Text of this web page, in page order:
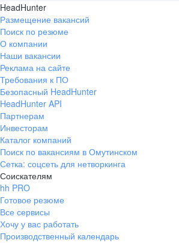
HeadHunter
Размещение вакансий
Поиск по резюме
О компании
Наши вакансии
Реклама на сайте
Требования к ПО
Безопасный HeadHunter
HeadHunter API
Партнерам
Инвесторам
Каталог компаний
Поиск по вакансиям в Омутинском
Сетка: соцсеть для нетворкинга
Соискателям
hh PRO
Готовое резюме
Все сервисы
Хочу у вас работать
Производственный календарь